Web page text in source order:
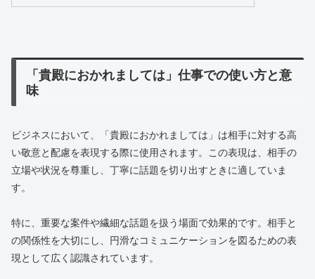
「貴殿におかれましては」仕事での使い方と意
味
ビジネスにおいて、「貴殿におかれましては」は相手に対する高
い敬意と配慮を表現する際に使用されます。この表現は、相手の
立場や状況を尊重し、丁寧に話題を切り出すときに適していま
す。
特に、重要な案件や繊細な話題を扱う場面で効果的です。相手と
の関係性を大切にし、円滑なコミュニケーションを図るための表
現として広く認識されています。